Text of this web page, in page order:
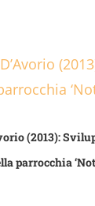
(2013):
parrocchia